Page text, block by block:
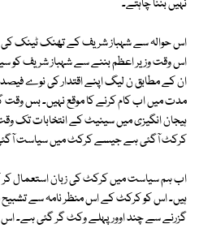
نہیں بننا چاہتے۔
اس حوالہ سے شہباز شریف کے تھنک ٹینک
اس وقت وزیر اعظم بننے سے شہباز شریف کو
ان کے مطابق ن لیگ اپنے اقتدار کی نوے
مدت میں اب کام کرنے کا موقع نہیں۔ بس وقت
ہیجان انگیزی میں سینیٹ کے انتخابات تک
کرکٹ آگئی ہے جیسے کرکٹ میں سیاست
اب ہم سیاست میں کرکٹ کی زبان استعمال
ہیں۔ اس کو کرکٹ کے اس منظر نامہ سے
گزرنے سے چند اوور پہلے وکٹ گر گئی ہے۔